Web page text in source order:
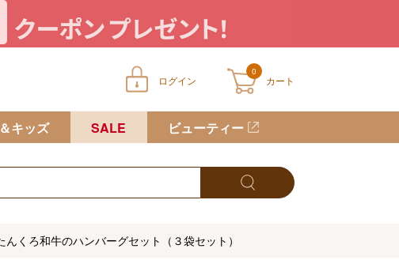
ログイン
0
カート
カートに商品が入っていません
キッズ SALE ビューティー
くろ和牛のハンバーグセット（３袋セット）